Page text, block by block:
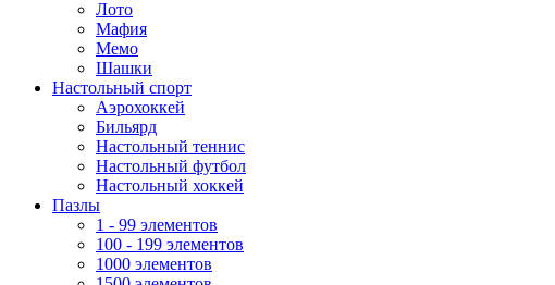
Лото
Мафия
Мемо
Шашки
Настольный спорт
Аэрохоккей
Бильярд
Настольный теннис
Настольный футбол
Настольный хоккей
Пазлы
1 - 99 элементов
100 - 199 элементов
1000 элементов